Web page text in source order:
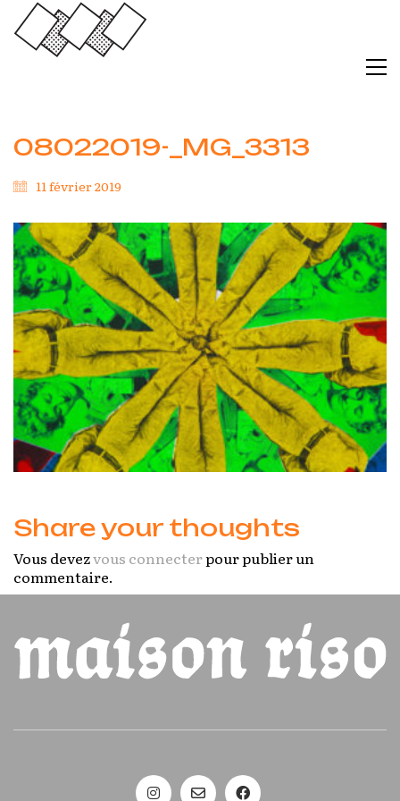
08022019-_MG_3313
11 février 2019
Share your thoughts
Vous devezvous connecterpour publier un
commentaire.